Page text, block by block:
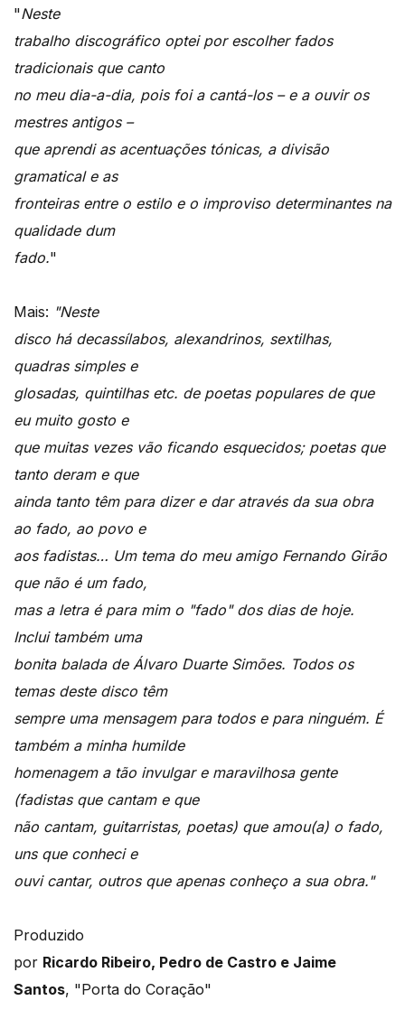
"Neste
trabalho discográfico optei por escolher fados
tradicionais que canto
no meu dia-a-dia, pois foi a cantá-los – e a ouvir os
mestres antigos –
que aprendi as acentuações tónicas, a divisão
gramatical e as
fronteiras entre o estilo e o improviso determinantes na
qualidade dum
fado."
Mais: "Neste
disco há decassílabos, alexandrinos, sextilhas,
quadras simples e
glosadas, quintilhas etc. de poetas populares de que
eu muito gosto e
que muitas vezes vão ficando esquecidos; poetas que
tanto deram e que
ainda tanto têm para dizer e dar através da sua obra
ao fado, ao povo e
aos fadistas… Um tema do meu amigo Fernando Girão
que não é um fado,
mas a letra é para mim o "fado" dos dias de hoje.
Inclui também uma
bonita balada de Álvaro Duarte Simões. Todos os
temas deste disco têm
sempre uma mensagem para todos e para ninguém. É
também a minha humilde
homenagem a tão invulgar e maravilhosa gente
(fadistas que cantam e que
não cantam, guitarristas, poetas) que amou(a) o fado,
uns que conheci e
ouvi cantar, outros que apenas conheço a sua obra."
Produzido
por Ricardo Ribeiro, Pedro de Castro e Jaime
Santos, "Porta do Coração"